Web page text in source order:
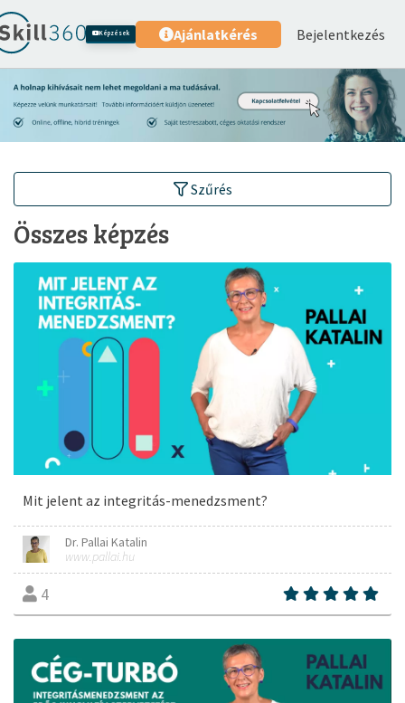
Képzések Ajánlatkérés Bejelentkezés
Szűrés
Összes képzés
Mit jelent az integritás-menedzsment?
Dr. Pallai Katalin
www.pallai.hu
4